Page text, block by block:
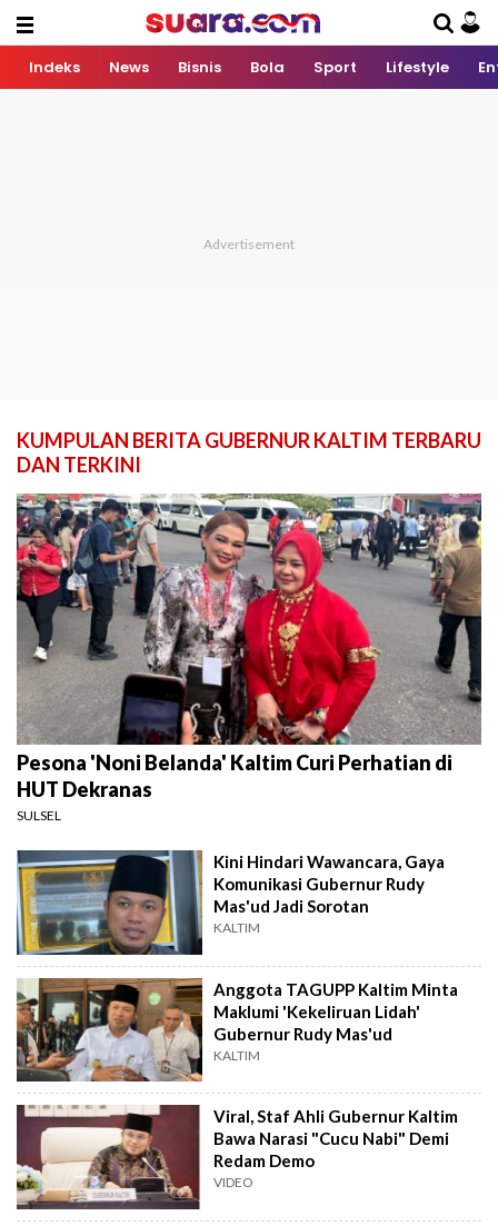
Indeks News Bisnis Bola Sport Lifestyle
KUMPULAN BERITA GUBERNUR KALTIM TERBARU
DAN TERKINI
Pesona 'Noni Belanda' Kaltim Curi Perhatian di
HUT Dekranas
SULSEL
Kini Hindari Wawancara, Gaya
Komunikasi Gubernur Rudy
Mas'ud Jadi Sorotan
KALTIM
Anggota TAGUPP Kaltim Minta
Maklumi 'Kekeliruan Lidah'
Gubernur Rudy Mas'ud
KALTIM
Viral, Staf Ahli Gubernur Kaltim
Bawa Narasi "Cucu Nabi" Demi
Redam Demo
VIDEO